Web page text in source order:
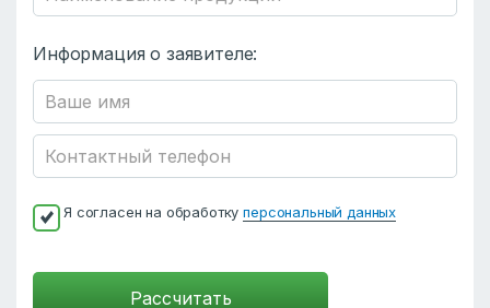
Информация о заявителе:
Я согласен на обработкуперсональный данных